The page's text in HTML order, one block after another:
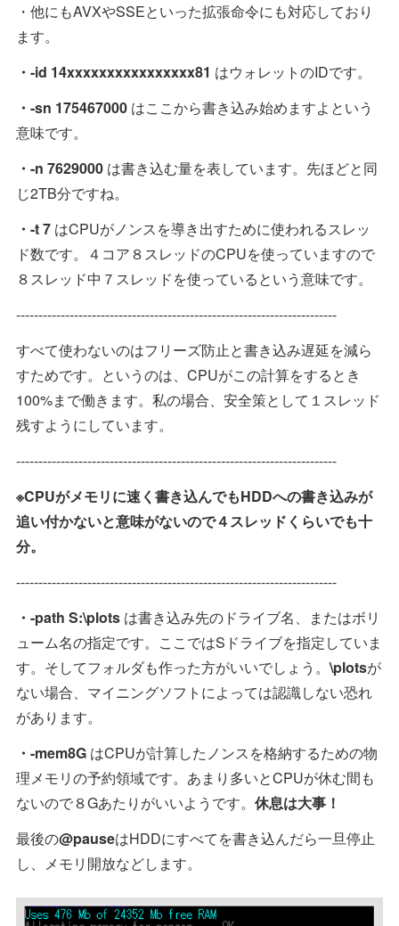
・他にもAVXやSSEといった拡張命令にも対応しており
ます。
・-id 14xxxxxxxxxxxxxxxx81 はウォレットのIDです。
・-sn 175467000 はここから書き込み始めますよという
意味です。
・-n 7629000 は書き込む量を表しています。先ほどと同
じ2TB分ですね。
・-t 7 はCPUがノンスを導き出すために使われるスレッ
ド数です。４コア８スレッドのCPUを使っていますので
８スレッド中７スレッドを使っているという意味です。
------------------------------------------------------------------------
すべて使わないのはフリーズ防止と書き込み遅延を減ら
すためです。というのは、CPUがこの計算をするとき
100%まで働きます。私の場合、安全策として１スレッド
残すようにしています。
------------------------------------------------------------------------
※CPUがメモリに速く書き込んでもHDDへの書き込みが
追い付かないと意味がないので４スレッドくらいでも十
分。
------------------------------------------------------------------------
・-path S:\plots は書き込み先のドライブ名、またはボリ
ューム名の指定です。ここではSドライブを指定していま
す。そしてフォルダも作った方がいいでしょう。\plotsが
ない場合、マイニングソフトによっては認識しない恐れ
があります。
・-mem8G はCPUが計算したノンスを格納するための物
理メモリの予約領域です。あまり多いとCPUが休む間も
ないので８Gあたりがいいようです。 休息は大事！
最後の@pauseはHDDにすべてを書き込んだら一旦停止
し、メモリ開放などします。